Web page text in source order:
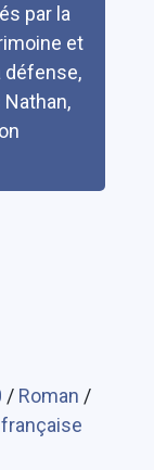
par la
et
défense,
/ Roman /